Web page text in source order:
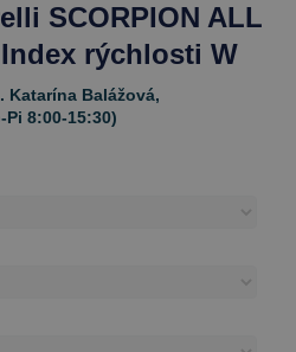
SCORPION ALL
rýchlosti W
Katarína Balážová,
Pi 8:00-15:30)